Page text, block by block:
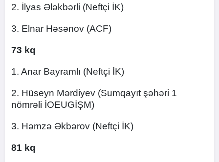
2. İlyas Ələkbərli (Neftçi İK)
3. Elnar Həsənov (ACF)
73 kq
1. Anar Bayramlı (Neftçi İK)
2. Hüseyn Mərdiyev (Sumqayıt şəhəri 1
nömrəli İOEUGİŞM)
3. Həmzə Əkbərov (Neftçi İK)
81 kq